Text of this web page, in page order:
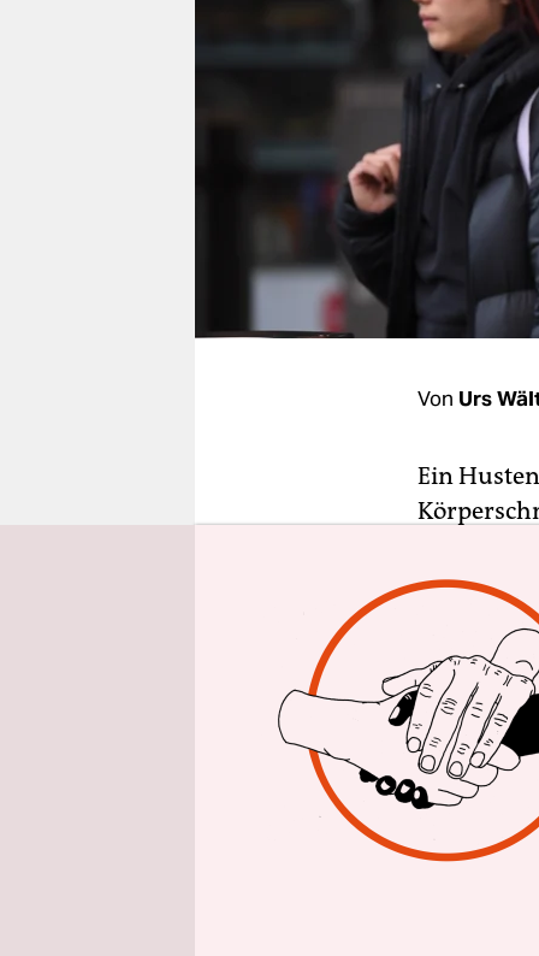
verlag
fragen & hilfe
unterstützen
abo
Von Urs
Ein
eine
jetzt
Hunderte
mit
Während
von
einer der